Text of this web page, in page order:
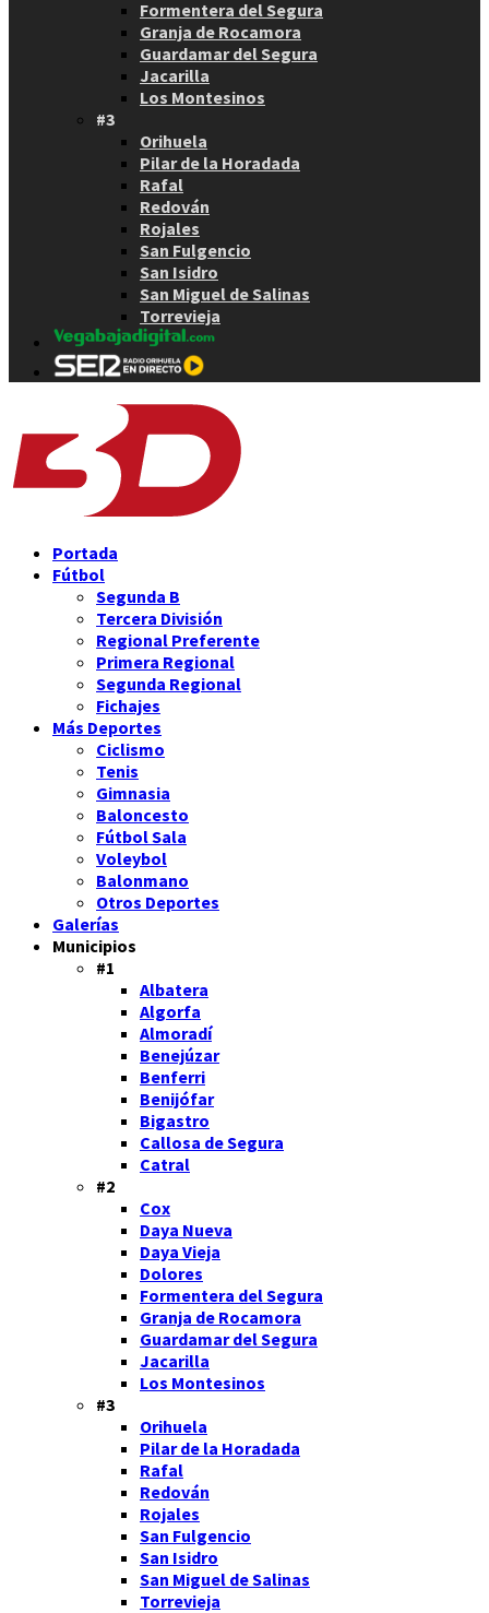
Formentera del Segura
Granja de Rocamora
Guardamar del Segura
Jacarilla
Los Montesinos
#3
Orihuela
Pilar de la Horadada
Rafal
Redován
Rojales
San Fulgencio
San Isidro
San Miguel de Salinas
Torrevieja
Portada
Fútbol
Segunda B
Tercera División
Regional Preferente
Primera Regional
Segunda Regional
Fichajes
Más Deportes
Ciclismo
Tenis
Gimnasia
Baloncesto
Fútbol Sala
Voleybol
Balonmano
Otros Deportes
Galerías
Municipios
#1
Albatera
Algorfa
Almoradí
Benejúzar
Benferri
Benijófar
Bigastro
Callosa de Segura
Catral
#2
Cox
Daya Nueva
Daya Vieja
Dolores
Formentera del Segura
Granja de Rocamora
Guardamar del Segura
Jacarilla
Los Montesinos
#3
Orihuela
Pilar de la Horadada
Rafal
Redován
Rojales
San Fulgencio
San Isidro
San Miguel de Salinas
Torrevieja